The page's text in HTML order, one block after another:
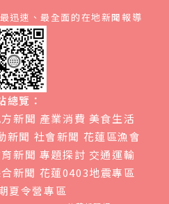
迅速、最全面的在地新聞報導
總覽：
新聞 產業消費 美食生活
新聞 社會新聞 花蓮區漁會
新聞 專題探討 交通運輸
新聞 花蓮0403地震專區
夏令營專區